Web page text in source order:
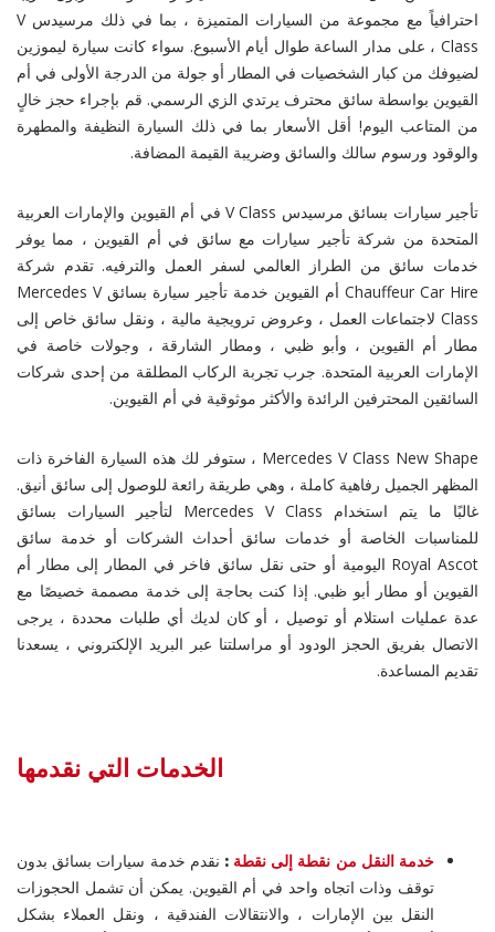
احترافياً مع مجموعة من السيارات المتميزة ، بما في ذلك مرسيدس V
Class ، على مدار الساعة طوال أيام الأسبوع. سواء كانت سيارة ليموزين
لضيوفك من كبار الشخصيات في المطار أو جولة من الدرجة الأولى في أم
القيوين بواسطة سائق محترف يرتدي الزي الرسمي. قم بإجراء حجز خالٍ
من المتاعب اليوم! أقل الأسعار بما في ذلك السيارة النظيفة والمطهرة
والوقود ورسوم سالك والسائق وضريبة القيمة المضافة.
تأجير سيارات بسائق مرسيدس V Class في أم القيوين والإمارات العربية
المتحدة من شركة تأجير سيارات مع سائق في أم القيوين ، مما يوفر
خدمات سائق من الطراز العالمي لسفر العمل والترفيه. تقدم شركة
Chauffeur Car Hire أم القيوين خدمة تأجير سيارة بسائق Mercedes V
Class لاجتماعات العمل ، وعروض ترويجية مالية ، ونقل سائق خاص إلى
مطار أم القيوين ، وأبو ظبي ، ومطار الشارقة ، وجولات خاصة في
الإمارات العربية المتحدة. جرب تجربة الركاب المطلقة من إحدى شركات
السائقين المحترفين الرائدة والأكثر موثوقية في أم القيوين.
Mercedes V Class New Shape ، ستوفر لك هذه السيارة الفاخرة ذات
المظهر الجميل رفاهية كاملة ، وهي طريقة رائعة للوصول إلى سائق أنيق.
غالبًا ما يتم استخدام Mercedes V Class لتأجير السيارات بسائق
للمناسبات الخاصة أو خدمات سائق أحداث الشركات أو خدمة سائق
Royal Ascot اليومية أو حتى نقل سائق فاخر في المطار إلى مطار أم
القيوين أو مطار أبو ظبي. إذا كنت بحاجة إلى خدمة مصممة خصيصًا مع
عدة عمليات استلام أو توصيل ، أو كان لديك أي طلبات محددة ، يرجى
الاتصال بفريق الحجز الودود أو مراسلتنا عبر البريد الإلكتروني ، يسعدنا
تقديم المساعدة.
الخدمات التي نقدمها
خدمة النقل من نقطة إلى نقطة: نقدم خدمة سيارات بسائق بدون
توقف وذات اتجاه واحد في أم القيوين. يمكن أن تشمل الحجوزات
النقل بين الإمارات ، والانتقالات الفندقية ، ونقل العملاء بشكل